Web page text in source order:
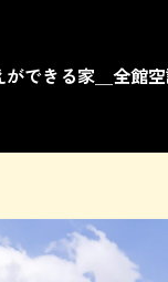
できる家＿全館